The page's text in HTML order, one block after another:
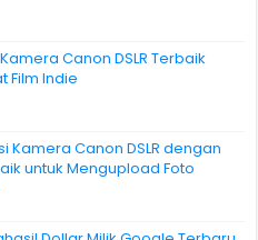
Canon DSLR Terbaik
Film Indie
Kamera Canon DSLR dengan
untuk Mengupload Foto